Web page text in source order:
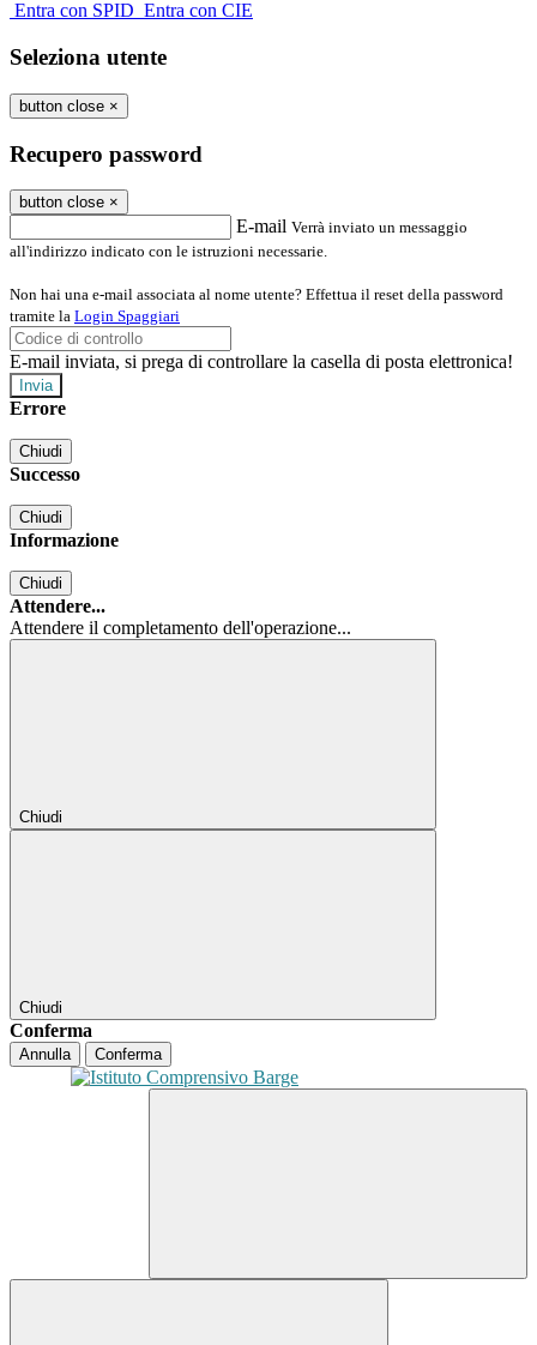
Entra con SPID Entra con CIE
Seleziona utente
button close ×
Recupero password
button close ×
E-mail Verrà inviato un messaggio
all'indirizzo indicato con le istruzioni necessarie.
Non hai una e-mail associata al nome utente? Effettua il reset della password
tramite la Login Spaggiari
E-mail inviata, si prega di controllare la casella di posta elettronica!
Errore
Chiudi
Successo
Chiudi
Informazione
Chiudi
Attendere...
Attendere il completamento dell'operazione...
Chiudi
Chiudi
Conferma
Annulla Conferma